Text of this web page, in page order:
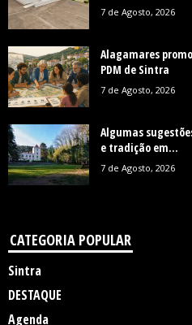
7 de Agosto, 2026
Alagamares
PDM de Sintra
7 de Agosto, 2026
Algumas
e tradição em...
7 de Agosto, 2026
CATEGORIA POPULAR
Sintra
DESTAQUE
Agenda